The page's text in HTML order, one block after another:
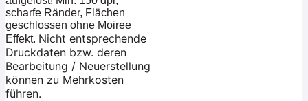
scharfe Ränder, Flächen
geschlossen ohne Moiree
Effekt. Nicht entsprechende
Druckdaten bzw. deren
Bearbeitung / Neuerstellung
können zu Mehrkosten
führen.